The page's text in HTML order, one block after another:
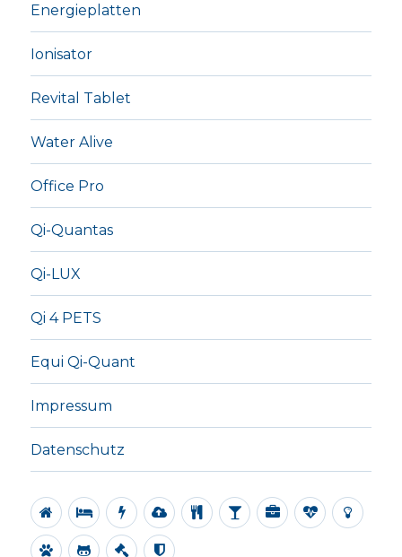
Energieplatten
Ionisator
Revital Tablet
Water Alive
Office Pro
Qi-Quantas
Qi-LUX
Qi 4 PETS
Equi Qi-Quant
Impressum
Datenschutz
Alle Regenerationsplatte
Energieplatten
Ionisator
RevitalWaterOfficeQi-
Qi-
Qi Equi ImpressumDatenschutz